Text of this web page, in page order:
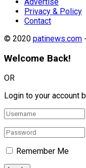
Privacy & Policy
Contact
© 2020 patinews.com
Welcome Back!
OR
Login to your account
Remember Me